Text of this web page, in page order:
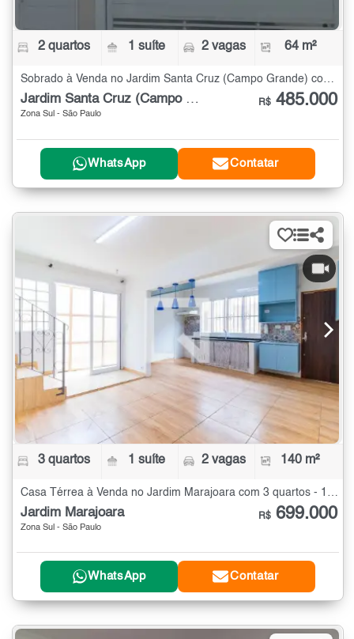
2 quartos 1 suíte 2 vagas 64 m²
Sobrado à Venda no Jardim Santa Cruz (Campo Grande) com 2 quartos - 64 m²
Jardim Santa Cruz (Campo Grande)
Zona Sul - São Paulo
R$ 485.000
WhatsApp Contatar
3 quartos 1 suíte 2 vagas 140 m²
Jardim Marajoara
Zona Sul - São Paulo
R$ 699.000
WhatsApp Contatar